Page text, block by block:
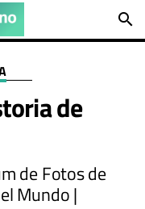
search
de
de Fotos de
Mundo |